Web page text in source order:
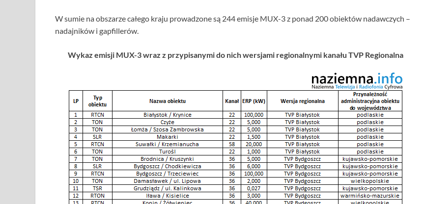
W sumie na obszarze całego kraju prowadzone są 244 emisje MUX-3 z ponad 200 obiektów nadawczych –
nadajników i gapfillerów.
Wykaz emisji MUX-3 wraz z przypisanymi do nich wersjami regionalnymi kanału TVP Regionalna